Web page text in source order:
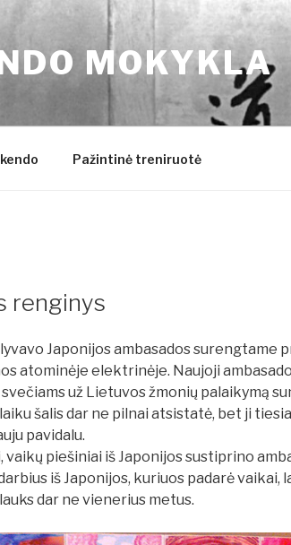
MOKYKLA
Pažintinė treniruotė
renginys
Japonijos ambasados surengtame
atominėje elektrinėje. Naujoji
už Lietuvos žmonių palaikymą
šalis dar ne pilnai atsistatė, bet ji
pavidalu.
piešiniai iš Japonijos sustiprino
iš Japonijos, kuriuos padarė vaikai,
dar ne vienerius metus.